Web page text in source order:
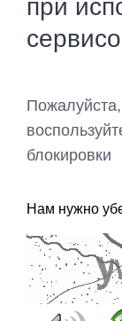
при
блокировки
Нам нужно